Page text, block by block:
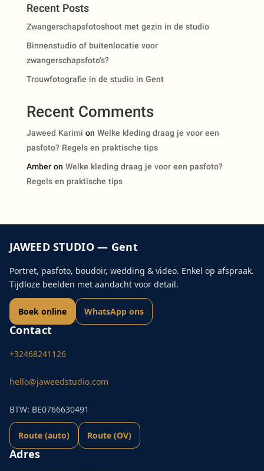
Recent Posts
Zwangerschapsfotoshoot met gezin in de studio
Binnenstudio of buitenlocatie voor
zwangerschapsfoto’s?
Trouwfotografie in de studio in Gent
Recent Comments
Jaweed Karimi on Welke kleding draag je voor een
pasfoto? Regels en praktische tips
Amberon Welke kleding draag je voor een pasfoto?
Regels en praktische tips
JAWEED STUDIO — Gent
Portret, pasfoto, boudoir, wedding & video. Enkel op afspraak.
Tijdloze beelden met aandacht voor detail.
Boek online WhatsApp ons
Contact
+32468241126
hello@jaweedstudio.com
BTW: BE0766630491
Route (auto) Route (OV)
Adres